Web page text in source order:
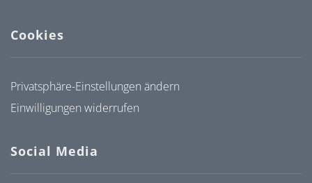
Cookies
Privatsphäre-Einstellungen ändern
Einwilligungen widerrufen
Social Media